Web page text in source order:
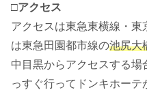
□アクセス
アクセスは東急東横線・東
は東急田園都市線の池尻大
中目黒からアクセスする場
っすぐ行ってドンキホー